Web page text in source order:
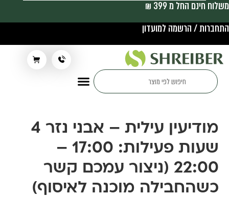
משלוח חינם החל מ 399 ₪
התחברות / הרשמה למועדון
מודיעין עילית – אבני נזר 4
שעות פעילות: 17:00 –
22:00 (ניצור עמכם קשר
כשהחבילה מוכנה לאיסוף)